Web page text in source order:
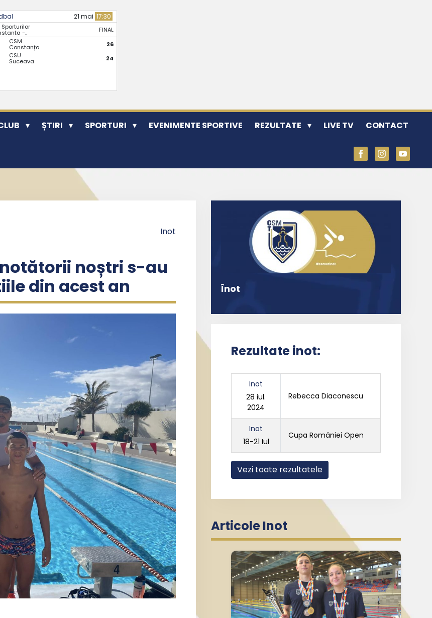
21 mai 17:30
Sporturilor
-..
FINAL
CSM
Constanța
26
CSU
Suceava 24
ȘTIRI SPORTURI EVENIMENTE SPORTIVE REZULTATE LIVE TV CONTACT
Inot
noștri s-au
din acest an
Înot
Rezultate inot:
Inot
28 iul.
2024
Rebecca Diaconescu
Inot
18-21 Iul
Cupa României Open
Vezi toate rezultatele
Articole Inot